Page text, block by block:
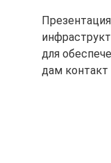
для
дам контакт